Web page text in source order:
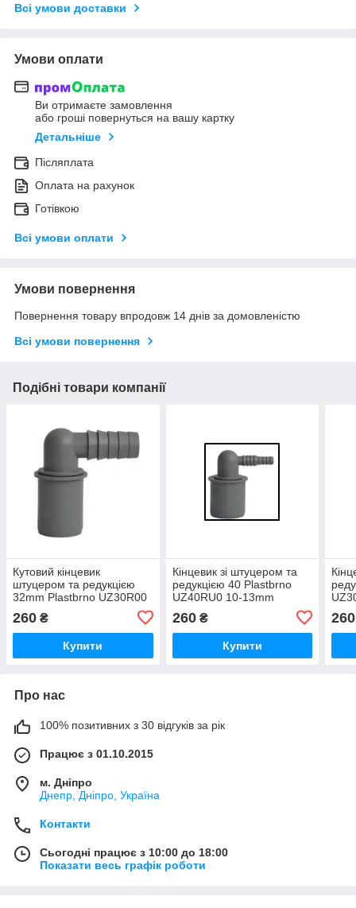
Всі умови доставки
Умови оплати
Ви отримаєте замовлення
або гроші повернуться на вашу картку
Детальніше
Післяплата
Оплата на рахунок
Готівкою
Всі умови оплати
Умови повернення
Повернення товару впродовж 14 днів за домовленістю
Всі умови повернення
Подібні товари компанії
Кутовий кінцевик
штуцером та редукцією
32mm Plastbrno UZ30R00
260 ₴
Купити
Кінцевик зі штуцером та
редукцією 40 Plastbrno
UZ40RU0 10-13mm
260₴
Купити
260
Про нас
100% позитивних з 30 відгуків за рік
Працює з 01.10.2015
м. Дніпро
Днепр, Дніпро, Україна
Контакти
Сьогодні працює з 10:00 до 18:00
Показати весь графік роботи